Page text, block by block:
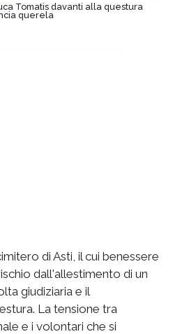
Tomatis davanti alla questura
querela
di Asti, il cui benessere
dall'allestimento di un
giudiziaria e il
La tensione tra
e i volontari che si